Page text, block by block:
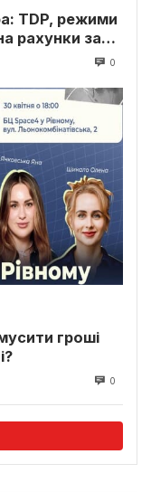
TDP, режими
рахунки за
0
гроші
0